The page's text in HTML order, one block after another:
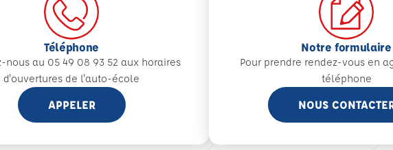
Téléphone
nous au 05 49 08 93 52 aux horaires
d'ouvertures de l'auto-école
APPELER
Notre formulaire
Pour prendre rendez-vous en
téléphone
NOUS